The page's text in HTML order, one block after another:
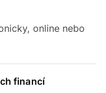
online nebo
financí